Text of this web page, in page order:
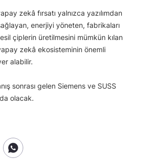
zekâ fırsatı yalnızca yazılımdan
enerjiyi yöneten, fabrikaları
çiplerin üretilmesini mümkün kılan
zekâ ekosisteminin önemli
alabilir.
sonrası gelen Siemens ve SUSS
olacak.